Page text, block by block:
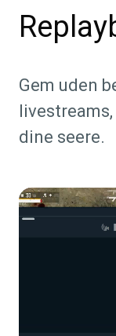
Gem uden
dine seere.